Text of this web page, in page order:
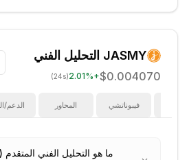
JASMY التحليل الفني
$0.004070
+
2.01%
(24s)
الدعم/ المحاور فيبوناتشي
ما هو التحليل الفني